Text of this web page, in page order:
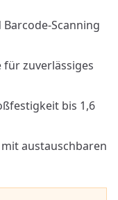
Scanning
zuverlässiges
bis 1,6
austauschbaren